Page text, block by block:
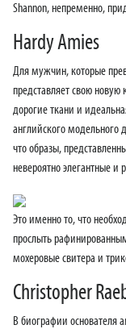
Shannon, непременно,
Hardy Amies
Для мужчин, которые
представляет свою
дорогие ткани и
английского модельного
что образы,
невероятно элегантные и
Это именно то, что
прослыть
мохеровые свитера и
Christopher
В биографии основателя